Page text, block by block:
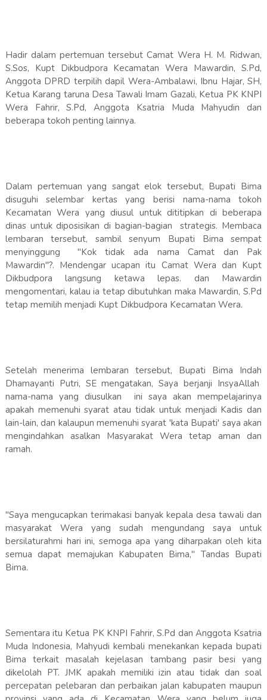
Hadir dalam pertemuan tersebut Camat Wera H. M. Ridwan,
S.Sos, Kupt Dikbudpora Kecamatan Wera Mawardin, S.Pd,
Anggota DPRD terpilih dapil Wera-Ambalawi, Ibnu Hajar, SH,
Ketua Karang taruna Desa Tawali Imam Gazali, Ketua PK KNPI
Wera Fahrir, S.Pd, Anggota Ksatria Muda Mahyudin dan
beberapa tokoh penting lainnya.
Dalam pertemuan yang sangat elok tersebut, Bupati Bima
disuguhi selembar kertas yang berisi nama-nama tokoh
Kecamatan Wera yang diusul untuk dititipkan di beberapa
dinas untuk diposisikan di bagian-bagian strategis. Membaca
lembaran tersebut, sambil senyum Bupati Bima sempat
menyinggung "Kok tidak ada nama Camat dan Pak
Mawardin"?. Mendengar ucapan itu Camat Wera dan Kupt
Dikbudpora langsung ketawa lepas. dan Mawardin
mengomentari, kalau ia tetap dibutuhkan maka Mawardin, S.Pd
tetap memilih menjadi Kupt Dikbudpora Kecamatan Wera.
Setelah menerima lembaran tersebut, Bupati Bima Indah
Dhamayanti Putri, SE mengatakan, Saya berjanji InsyaAllah
nama-nama yang diusulkan ini saya akan mempelajarinya
apakah memenuhi syarat atau tidak untuk menjadi Kadis dan
lain-lain, dan kalaupun memenuhi syarat 'kata Bupati' saya akan
mengindahkan asalkan Masyarakat Wera tetap aman dan
ramah.
"Saya mengucapkan terimakasi banyak kepala desa tawali dan
masyarakat Wera yang sudah mengundang saya untuk
bersilaturahmi hari ini, semoga apa yang diharpakan oleh kita
semua dapat memajukan Kabupaten Bima," Tandas Bupati
Bima.
Sementara itu Ketua PK KNPI Fahrir, S.Pd dan Anggota Ksatria
Muda Indonesia, Mahyudi kembali menekankan kepada bupati
Bima terkait masalah kejelasan tambang pasir besi yang
dikelolah PT. JMK apakah memiliki izin atau tidak dan soal
percepatan pelebaran dan perbaikan jalan kabupaten maupun